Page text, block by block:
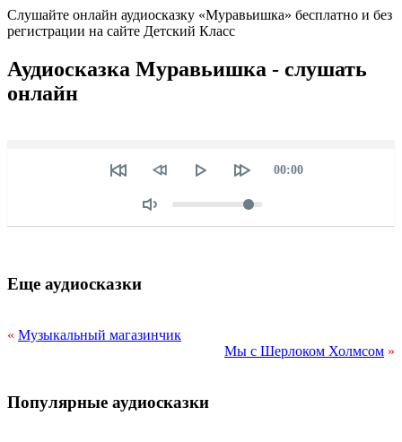
Слушайте онлайн аудиосказку «Муравьишка» бесплатно и без
регистрации на сайте Детский Класс
Аудиосказка Муравьишка - слушать
онлайн
Текущее
00:00
Еще аудиосказки
« Музыкальный магазинчик
Мы с Шерлоком Холмсом »
Популярные аудиосказки